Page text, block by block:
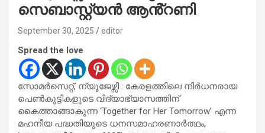
സെബാസ്റ്റ്യൻ ആൻ്റണി
September 30, 2025 editor
Spread the love
സോമർസെറ്റ്, ന്യൂജേഴ്സി : കേരളത്തിലെ നിർധനരായ
പെൺകുട്ടികളുടെ വിദ്യാഭ്യാസത്തിന്
കൈത്താങ്ങാകുന്ന ‘Together for Her Tomorrow’ എന്ന
മഹനീയ പദ്ധതിയുടെ ധനസമാഹരണാർത്ഥം,